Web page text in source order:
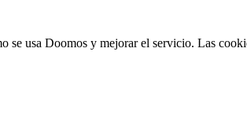
usa Doomos y mejorar el servicio. Las